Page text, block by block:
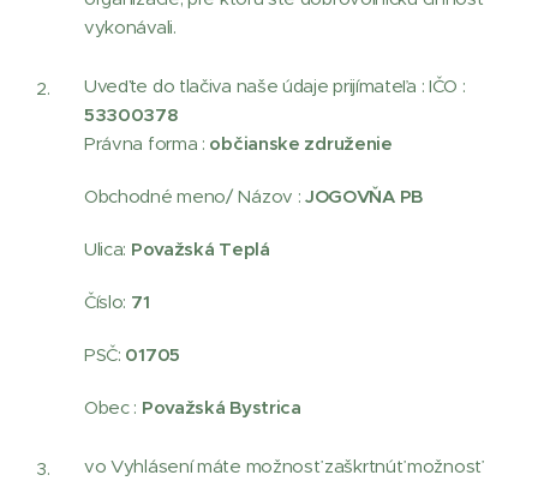
vykonávali.
Uveďte do tlačiva naše údaje prijímateľa : IČO :
53300378
Právna forma : občianske združenie
Obchodné meno/ Názov :JOGOVŇA PB
Ulica: Považská Teplá
Číslo: 71
PSČ: 01705
Obec : Považská Bystrica
vo Vyhlásení máte možnosť zaškrtnúť možnosť